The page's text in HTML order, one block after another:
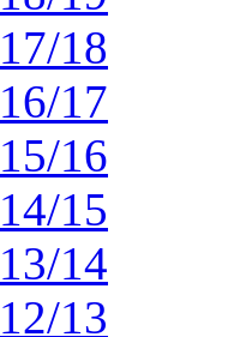
18
17
16
15
14
13